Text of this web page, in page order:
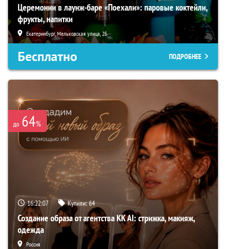
Церемонии в лаунж-баре «Поехали»: паровые коктейли,
фрукты, напитки
Екатеринбург, Мельковская улица, 2Б
Бесплатно ПОДРОБНЕЕ
до 64%
16:22:06 Купили:64
Создание образа от агентства KK AI: стрижка, макияж,
одежда
Россия